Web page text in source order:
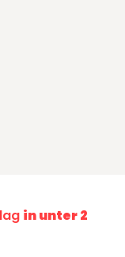
in unter 2